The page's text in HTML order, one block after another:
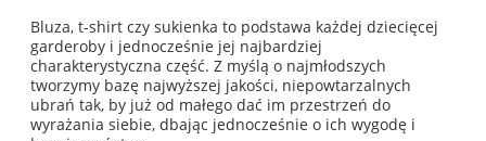
Bluza, t-shirt czy sukienka to podstawa każdej dziecięcej
garderoby i jednocześnie jej najbardziej
charakterystyczna część. Z myślą o najmłodszych
tworzymy bazę najwyższej jakości, niepowtarzalnych
ubrań tak, by już od małego dać im przestrzeń do
wyrażania siebie, dbając jednocześnie o ich wygodę i